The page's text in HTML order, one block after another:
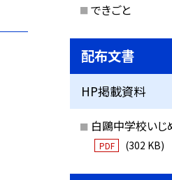
できごと
配布文書
HP掲載資料
白鷗中学校い
PDF (302 KB)